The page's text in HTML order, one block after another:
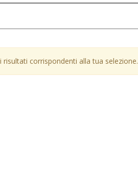
corrispondenti alla tua selezione.